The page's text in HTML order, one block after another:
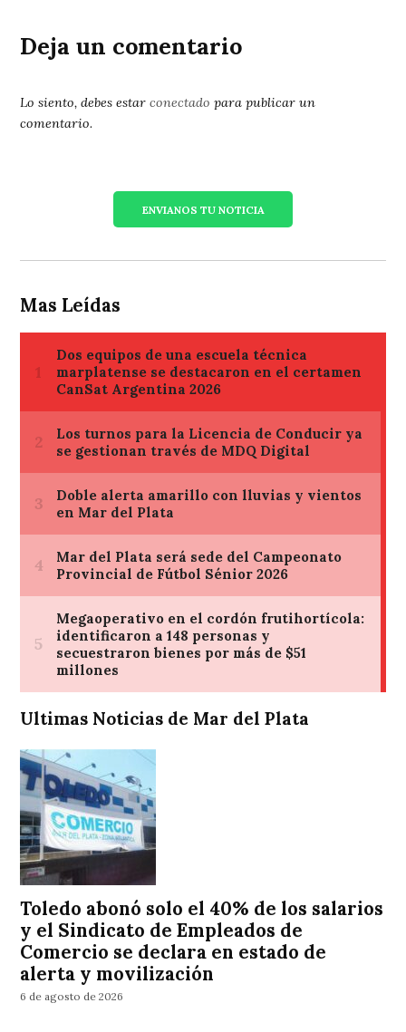
Deja un comentario
Lo siento, debes estarconectado para publicar un
comentario.
ENVIANOS TU NOTICIA
Mas Leídas
Ultimas Noticias de Mar del Plata
Toledo abonó solo el 40% de los salarios
y el Sindicato de Empleados de
Comercio se declara en estado de
alerta y movilización
6 de agosto de 2026